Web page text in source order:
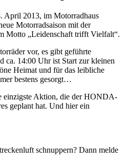
April 2013, im Motorradhaus
Motorradsaison mit der
Motto „Leidenschaft trifft Vielfalt“.
vor, es gibt geführte
ca. 14:00 Uhr ist Start zur kleinen
Heimat und für das leibliche
bestens gesorgt…
einzigste Aktion, die der HONDA-
geplant hat. Und hier ein
schnuppern? Dann melde